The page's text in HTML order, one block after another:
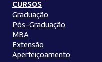
CURSOS
Graduação
Pós-Graduação
MBA
Extensão
Aperfeiçoamento